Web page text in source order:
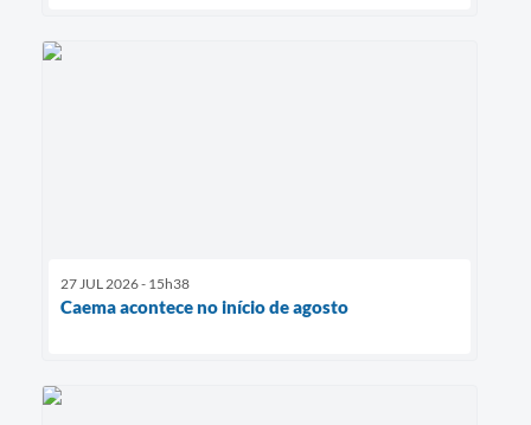
27 JUL 2026 - 15h38
Caema acontece no início de agosto